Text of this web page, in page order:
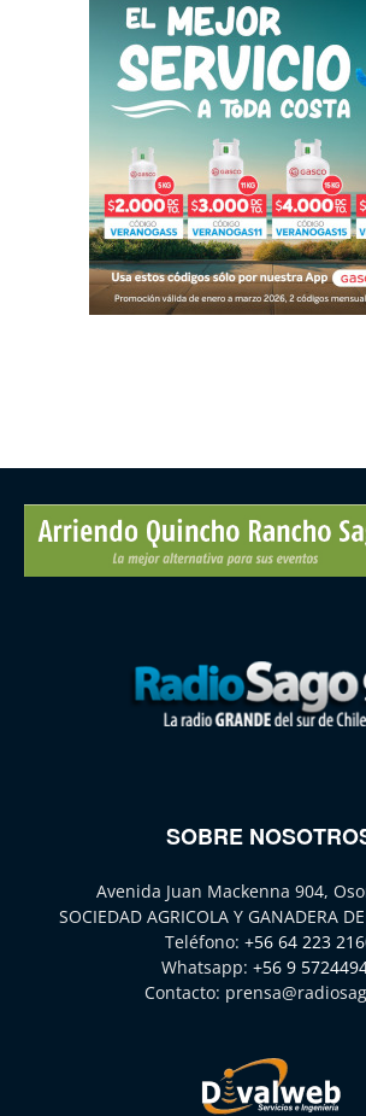
SOBRE
Avenida Juan Mackenna 904,
SOCIEDAD AGRICOLA Y GANADERA
Teléfono: +56 64 223
Whatsapp: +56 9
Contacto: